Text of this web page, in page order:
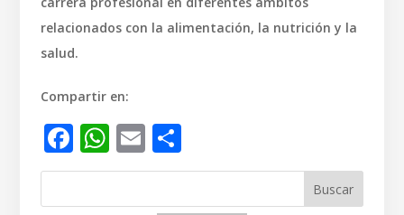
relacionados con la alimentación, la nutrición y la
salud.
Compartir en:
Facebook
WhatsApp
EmailCompartir
Buscar